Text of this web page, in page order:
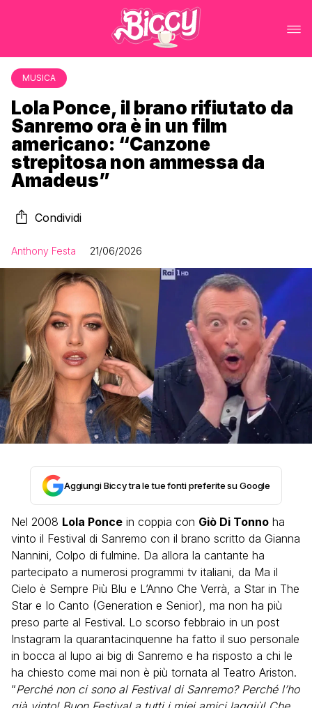
MUSICA
Lola Ponce, il brano rifiutato da
Sanremo ora è in un film
americano: “Canzone
strepitosa non ammessa da
Amadeus”
Condividi
Anthony Festa 21/06/2026
Aggiungi Biccy tra le tue fonti preferite su Google
Nel 2008 Lola Ponce in coppia con Giò Di Tonno ha
vinto il Festival di Sanremo con il brano scritto da Gianna
Nannini, Colpo di fulmine. Da allora la cantante ha
partecipato a numerosi programmi tv italiani, da Ma il
Cielo è Sempre Più Blu e L’Anno Che Verrà, a Star in The
Star e Io Canto (Generation e Senior), ma non ha più
preso parte al Festival. Lo scorso febbraio in un post
Instagram la quarantacinquenne ha fatto il suo personale
in bocca al lupo ai big di Sanremo e ha risposto a chi le
ha chiesto come mai non è più tornata al Teatro Ariston.
“Perché non ci sono al Festival di Sanremo? Perché l’ho